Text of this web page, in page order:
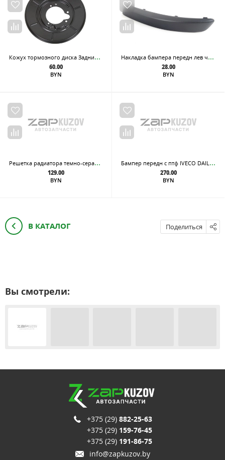
Кож
ух тормозного диска Задний лев. BMW 3 (E36) 1991-1997
60.00
BYN
Нак
ладка бампера передн лев черн VW: GOLF V 03-
28.00
BYN
Реш
етка радиатора темно-серая без отверстия под эмблему MITSUBISHI: LANCER 01-
129.00
BYN
Бам
пер передн с птф IVECO DAILY 2000-2005 (Страна производства: ТУРЦИЯ)
270.00
BYN
В КАТАЛОГ Поделиться
Вы смотрели:
+375 (29) 882-25-63
+375 (29) 159-76-45
+375 (29) 191-86-75
info@zapkuzov.by